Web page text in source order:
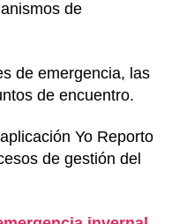
de
de emergencia, las
de encuentro.
Yo Reporto
de gestión del